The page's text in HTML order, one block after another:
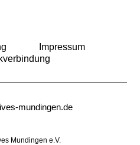
Impressum
mundingen.de
Mundingen e.V.